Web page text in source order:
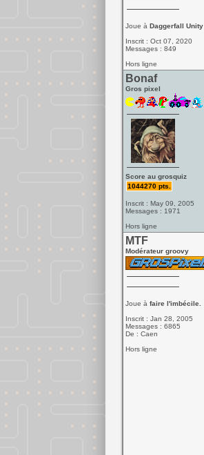
Joue à Daggerfall Unity
Inscrit : Oct 07, 2020
Messages : 849
Hors ligne
Bonaf
Gros pixel
Score au grosquiz
1044270 pts.
Inscrit : May 09, 2005
Messages : 1971
Hors ligne
MTF
Modérateur groovy
Joue à faire l'imbécile.
Inscrit : Jan 28, 2005
Messages : 6865
De : Caen
Hors ligne